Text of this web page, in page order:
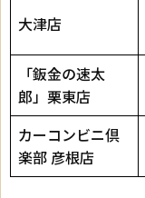
大津店
「鈑金の速太
郎」栗東店
カーコンビニ倶
楽部 彦根店